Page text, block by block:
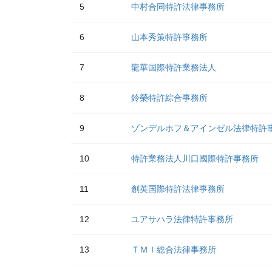
5 中村合同特許法律事務所
6 山本秀策特許事務所
7 龍華国際特許業務法人
8 鈴榮特許綜合事務所
9 ゾンデルホフ＆アインゼル法律特許
10 特許業務法人川口國際特許事務所
11 創英国際特許法律事務所
12 ユアサハラ法律特許事務所
13 ＴＭＩ総合法律事務所